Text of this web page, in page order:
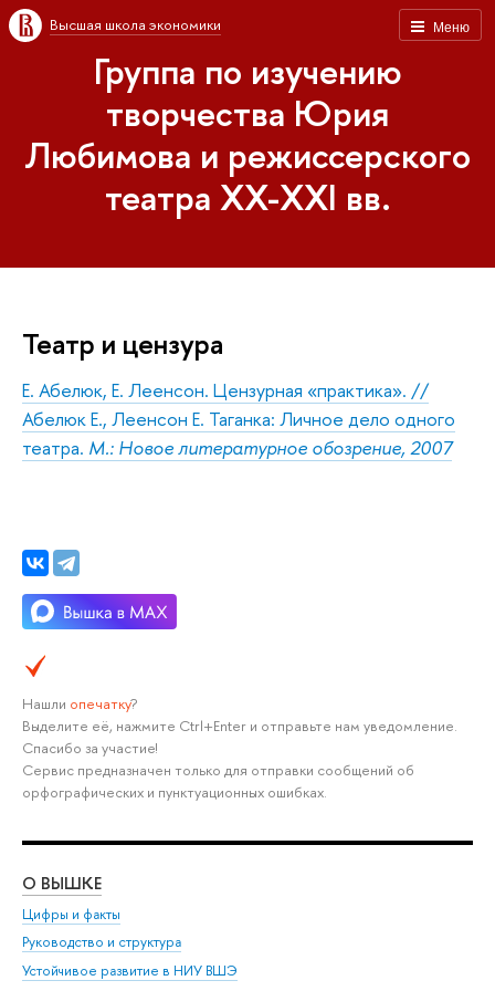
Меню
Высшая школа экономики
Группа по изучению
творчества Юрия
Любимова и режиссерского
театра XX-XXI вв.
Театр и цензура
Е. Абелюк, Е. Леенсон. Цензурная «практика». //
Абелюк Е., Леенсон Е. Таганка: Личное дело одного
театра. М.: Новое литературное обозрение, 2007
Нашли опечатку?
Выделите её, нажмите Ctrl+Enter и отправьте нам уведомление.
Спасибо за участие!
Сервис предназначен только для отправки сообщений об
орфографических и пунктуационных ошибках.
О ВЫШКЕ
Цифры и факты
Руководство и структура
Устойчивое развитие в НИУ ВШЭ